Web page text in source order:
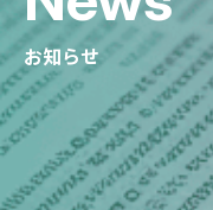
お知らせ